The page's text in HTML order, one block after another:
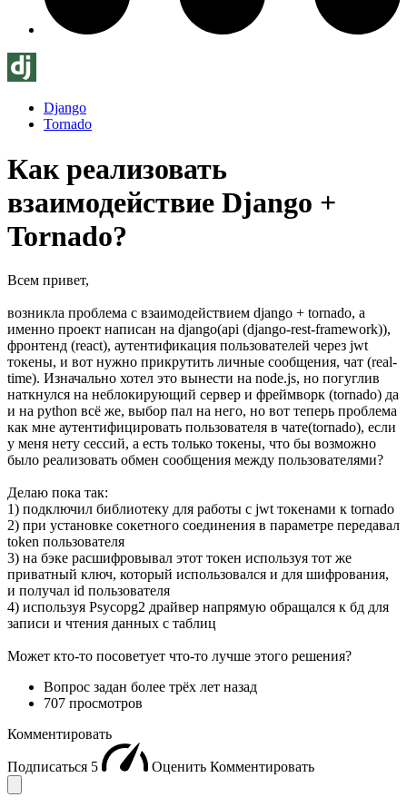
Django
Tornado
Как реализовать
взаимодействие Django +
Tornado?
Всем привет,
возникла проблема с взаимодействием django + tornado, а
именно проект написан на django(api (django-rest-framework)),
фронтенд (react), аутентификация пользователей через jwt
токены, и вот нужно прикрутить личные сообщения, чат (real-
time). Изначально хотел это вынести на node.js, но погуглив
наткнулся на неблокирующий сервер и фреймворк (tornado) да
и на python всё же, выбор пал на него, но вот теперь проблема
как мне аутентифицировать пользователя в чате(tornado), если
у меня нету сессий, а есть только токены, что бы возможно
было реализовать обмен сообщения между пользователями?
Делаю пока так:
1) подключил библиотеку для работы с jwt токенами к tornado
2) при установке сокетного соединения в параметре передавал
token пользователя
3) на бэке расшифровывал этот токен используя тот же
приватный ключ, который использовался и для шифрования,
и получал id пользователя
4) используя Psycopg2 драйвер напрямую обращался к бд для
записи и чтения данных с таблиц
Может кто-то посоветует что-то лучше этого решения?
Вопрос задан более трёх лет назад
707 просмотров
Комментировать
Подписаться 5 Оценить Комментировать